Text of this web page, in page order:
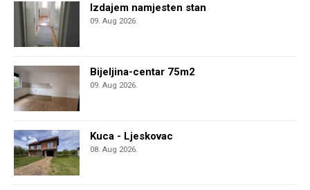
Izdajem namjesten stan
09. Aug 2026.
Bijeljina-centar 75m2
09. Aug 2026.
Kuca - Ljeskovac
08. Aug 2026.